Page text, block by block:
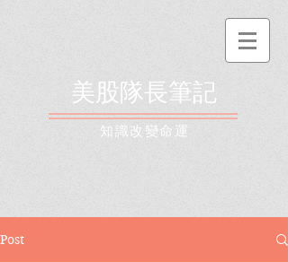
美股隊長筆記
​知識改變命運
Post